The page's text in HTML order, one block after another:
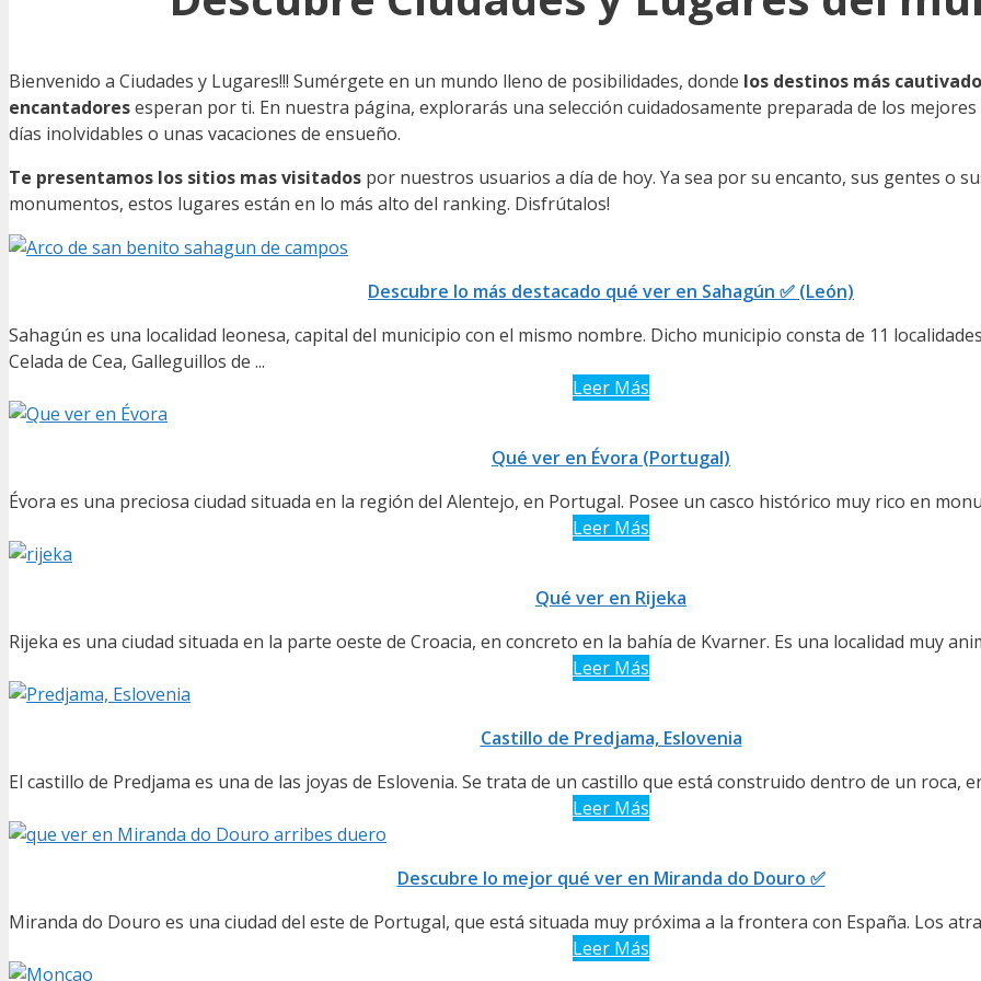
Bienvenido a Ciudades y Lugares!!! Sumérgete en un mundo lleno de posibilidades, donde los destinos más
encantadoresesperan por ti. En nuestra página, explorarás una selección cuidadosamente preparada de los
días inolvidables o unas vacaciones de ensueño.
Te presentamos los sitios mas visitados por nuestros usuarios a día de hoy. Ya sea por su encanto, sus gentes o
monumentos, estos lugares están en lo más alto del ranking. Disfrútalos!
Descubre lo más destacado qué ver en Sahagún ✅ (León)
Sahagún es una localidad leonesa, capital del municipio con el mismo nombre. Dicho municipio consta de 11
Celada de Cea, Galleguillos de ...
Leer Más
Qué ver en Évora (Portugal)
Évora es una preciosa ciudad situada en la región del Alentejo, en Portugal. Posee un casco histórico muy rico en
Leer Más
Qué ver en Rijeka
Rijeka es una ciudad situada en la parte oeste de Croacia, en concreto en la bahía de Kvarner. Es una localidad muy
Leer Más
Castillo de Predjama, Eslovenia
El castillo de Predjama es una de las joyas de Eslovenia. Se trata de un castillo que está construido dentro de un roca,
Leer Más
Descubre lo mejor qué ver en Miranda do Douro ✅
Miranda do Douro es una ciudad del este de Portugal, que está situada muy próxima a la frontera con España. Los
Leer Más